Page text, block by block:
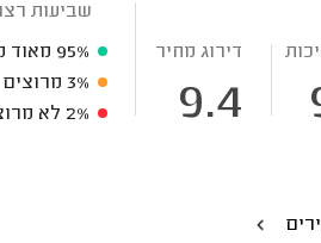
דירוג מחיר
9.4
שביעות
95% מאוד
3% מרוצים
2% לא